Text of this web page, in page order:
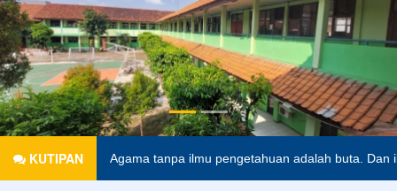
KUTIPAN
ini.Anonim Agama tanpa ilmu pengetahuan adalah buta.